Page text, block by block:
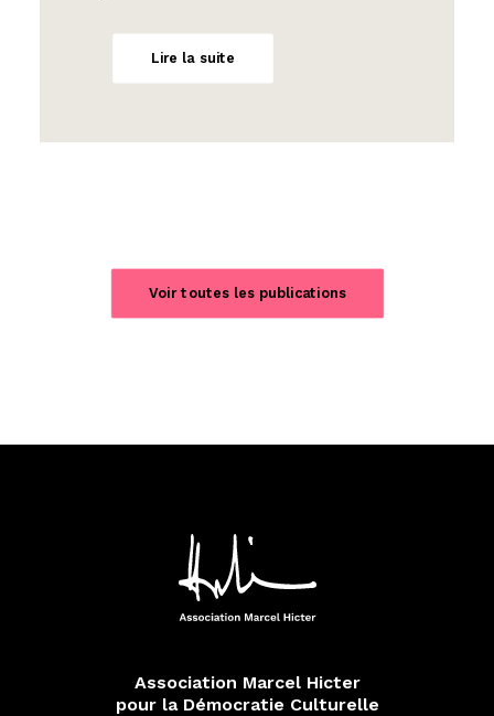
Lire la suite
Voir toutes les publications
Association Marcel Hicter
pour la Démocratie Culturelle